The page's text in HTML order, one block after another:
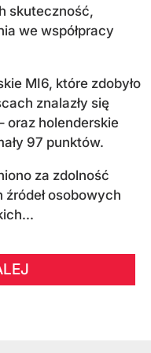
skuteczność,
we współpracy
MI6, które zdobyło
znalazły się
oraz holenderskie
97 punktów.
za zdolność
osobowych